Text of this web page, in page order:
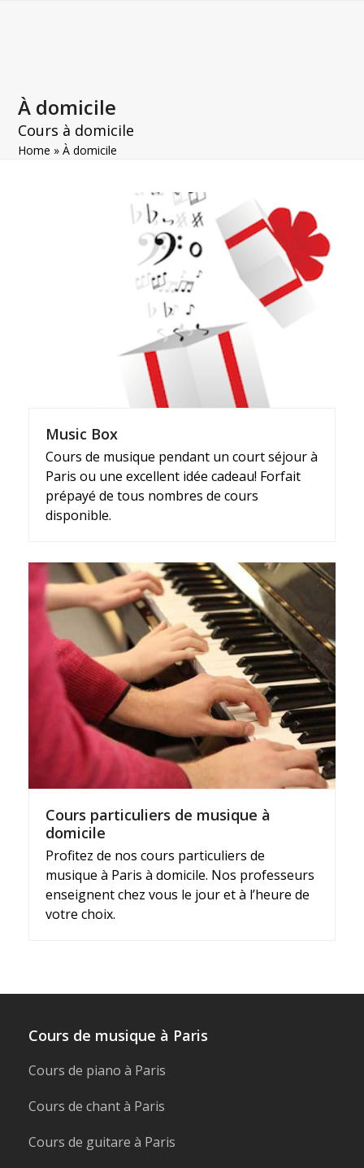
À domicile
Cours à domicile
Home »À domicile
Music Box
Cours de musique pendant un court séjour à
Paris ou une excellent idée cadeau! Forfait
prépayé de tous nombres de cours
disponible.
Cours particuliers de musique à
domicile
Profitez de nos cours particuliers de
musique à Paris à domicile. Nos professeurs
enseignent chez vous le jour et à l’heure de
votre choix.
Cours de musique à Paris
Cours de piano à Paris
Cours de chant à Paris
Cours de guitare à Paris